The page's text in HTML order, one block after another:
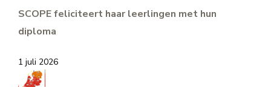
SCOPE feliciteert haar leerlingen met hun
diploma
1 juli 2026